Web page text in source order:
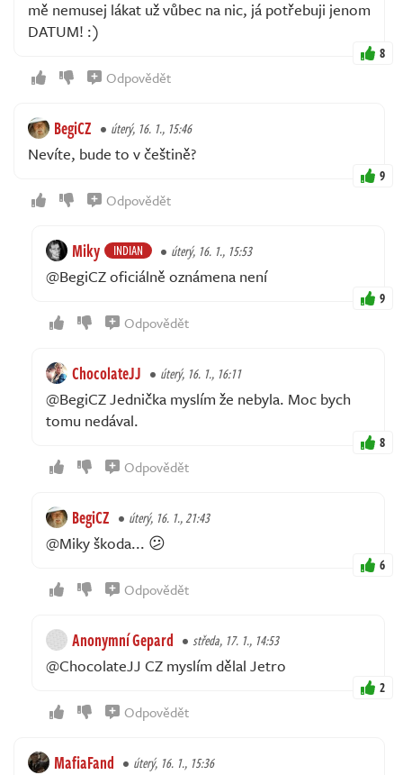
mě nemusej lákat už vůbec na nic, já potřebuji jenom
DATUM! :)
8
Odpovědět
BegiCZ úterý, 16. 1., 15:46
Nevíte, bude to v češtině?
9
Odpovědět
Miky INDIAN úterý, 16. 1., 15:53
@BegiCZ oficiálně oznámena není
9
Odpovědět
ChocolateJJ úterý, 16. 1., 16:11
@BegiCZ Jednička myslím že nebyla. Moc bych
tomu nedával.
8
Odpovědět
BegiCZ úterý, 16. 1., 21:43
@Miky škoda... 😕
6
Odpovědět
Anonymní Gepard středa, 17. 1., 14:53
@ChocolateJJ CZ myslím dělal Jetro
2
Odpovědět
MafiaFand úterý, 16. 1., 15:36